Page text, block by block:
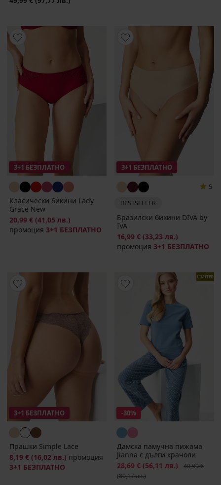
3+1 БЕЗПЛАТНО
Класически бикини Lady
Grace New
20,99 € (41,05 лв.)
промоция 3+1 БЕЗПЛАТНО
3+1 БЕЗПЛАТНО
5
BESTSELLER
Бразилски бикини DIVA by
IVA
16,99 € (33,23 лв.)
промоция 3+1 БЕЗПЛАТНО
3+1 БЕЗПЛАТНО
Прашки Simple Lace
8,19 € (16,02 лв.) промоция
3+1 БЕЗПЛАТНО
LIMITED
-30%
Дамска памучна пижама
Jianna с дълги крачоли
Намаление
28,69 € (56,11 лв.)
40,99 €
(80,17 лв.)